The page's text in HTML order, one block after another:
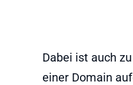
Dabei ist auch
einer Domain